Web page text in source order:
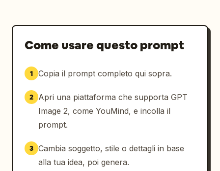
Come usare questo prompt
1 Copia il prompt completo qui sopra.
2
Apri una piattaforma che supporta GPT
Image 2, come YouMind, e incolla il
prompt.
3 Cambia soggetto, stile o dettagli in base
alla tua idea, poi genera.